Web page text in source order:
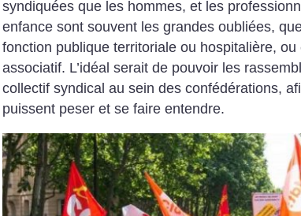
syndiquées que les hommes, et les
enfance sont souvent les grandes oubliées,
fonction publique territoriale ou hospitalière,
associatif. L’idéal serait de pouvoir les
collectif syndical au sein des confédérations,
puissent peser et se faire entendre.